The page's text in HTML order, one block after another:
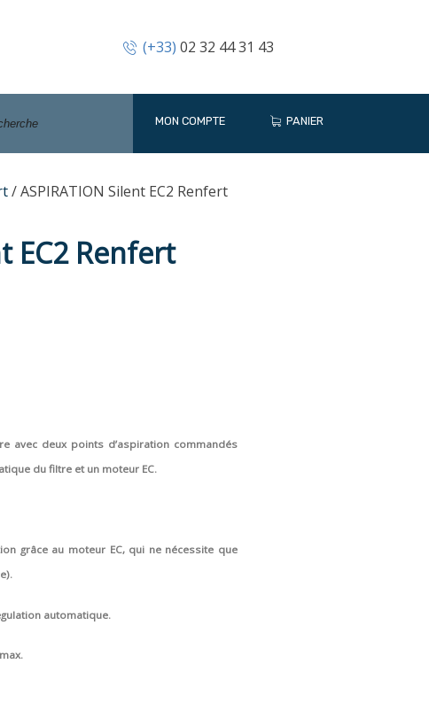
(+33) 02 32 44 31 43
MON COMPTE PANIER
/ ASPIRATION Silent EC2 Renfert
EC2 Renfert
avec deux points d’aspiration commandés
du filtre et un moteur EC.
grâce au moteur EC, qui ne nécessite que
automatique.